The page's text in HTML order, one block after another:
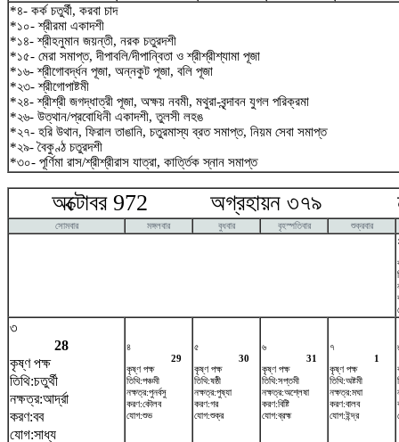
*৪- কর্ক চতুর্থী, করবা চাদ
*১০- শ্রীরমা একাদশী
*১৪- শ্রীহনুমান জয়ন্তী, নরক চতুরদশী
*১৫- মেরা সমাপ্ত, দীপাবলি/দীপান্বিতা ও শ্রীশ্রীশ্যামা পূজা
*১৬- শ্রীগোবর্দ্ধন পূজা, অন্নকুট পূজা, বলি পূজা
*২৩- শ্রীগোপাষ্টমী
*২৪- শ্রীশ্রী জগদ্ধাত্রী পূজা, অক্ষয় নবমী, মথুরা-বৃন্দাবন যুগল পরিক্রমা
*২৬- উত্থান/প্রবোধিনী একাদশী, তুলসী লহঙ
*২৭- হরি উথান, ফিরাল তাঙানি, চতুরমাস্য ব্রত সমাপ্ত, নিয়ম সেবা সমাপ্ত
*২৯- বৈকুণ্ঠ চতুরদশী
*৩০- পূর্ণিমা রাস/শ্রীশ্রীরাস যাত্রা, কার্ত্তিক স্নান সমাপ্ত
অক্টোবর 972 অগ্রহায়ন ৩৭৯
সোমবার মঙ্গলবার বুধবার বৃহস্পতিবার
শুক্রবার
৩
28
কৃষ্ণ পক্ষ
তিথি:চতুর্থী
নক্ষত্র:আর্দ্রা
করণ:বব
যোগ:সাধ্য
৪
29
কৃষ্ণ পক্ষ
তিথি:পঞ্চমী
নক্ষত্র:পুনর্বসু
করণ:কৌলব
যোগ:শুভ
৫
30
কৃষ্ণ পক্ষ
তিথি:ষষ্ঠী
নক্ষত্র:পুষ্যা
করণ:গর
যোগ:শুক্র
৬
31
কৃষ্ণ পক্ষ
তিথি:সপ্তমী
নক্ষত্র:অশ্লেষা
করণ:বিষ্টি
যোগ:ব্রহ্ম
৭
1
কৃষ্ণ পক্ষ
তিথি:অষ্টমী
নক্ষত্র:মঘা
করণ:বালব
যোগ:ইন্দ্র